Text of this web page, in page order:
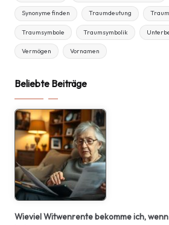
Synonyme finden Traumdeutung
Traumsymbole Traumsymbolik
Vermögen Vornamen
Beliebte Beiträge
Wieviel Witwenrente bekomme ich,